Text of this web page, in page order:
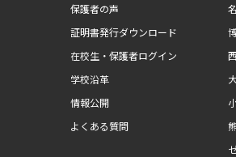
保護者の声
証明書発行ダウンロード
在校生・保護者ログイン
学校沿革
情報公開
よくある質問